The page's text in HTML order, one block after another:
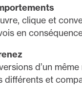
clique et
en
d’un
différents et